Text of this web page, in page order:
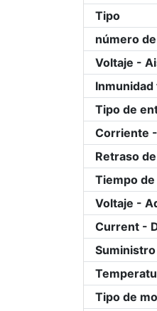
Tipo
número
Voltaje -
Tipo de
Corriente
Retraso
Tiempo
Voltaje -
Current -
Tipo de